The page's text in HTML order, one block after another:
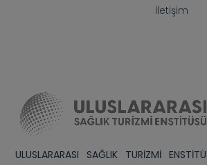
ULUSLARARASI SAĞLIK TURİZMİ
İletişim